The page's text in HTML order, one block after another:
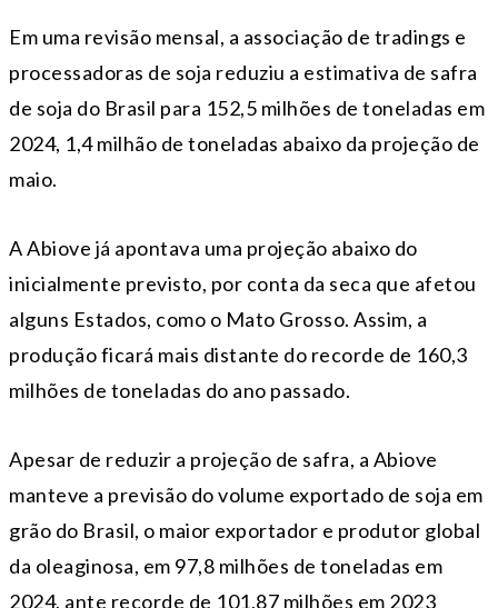
Em uma revisão mensal, a associação de tradings e
processadoras de soja reduziu a estimativa de safra
de soja do Brasil para 152,5 milhões de toneladas em
2024, 1,4 milhão de toneladas abaixo da projeção de
maio.
A Abiove já apontava uma projeção abaixo do
inicialmente previsto, por conta da seca que afetou
alguns Estados, como o Mato Grosso. Assim, a
produção ficará mais distante do recorde de 160,3
milhões de toneladas do ano passado.
Apesar de reduzir a projeção de safra, a Abiove
manteve a previsão do volume exportado de soja em
grão do Brasil, o maior exportador e produtor global
da oleaginosa, em 97,8 milhões de toneladas em
2024, ante recorde de 101,87 milhões em 2023